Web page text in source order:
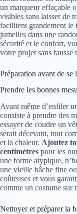
un marqueur effaçable
visibles sans laisser de
facilitent grandement le
jumelles dans une
sécurité et le confort,
votre projet sans fausse
Préparation avant de se
Prendre les bonnes
Avant même d’enfiler
consiste à prendre des
essayer de coudre un
serait décevant, tout
et la chaleur. Ajoutez
centimètres pour les
une forme atypique,
une vieille bâche fine
coûteuses et vous
comme un costume sur
Nettoyer et préparer la